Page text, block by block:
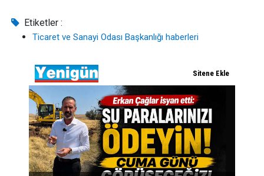
Etiketler :
Ticaret ve Sanayi Odası Başkanlığı haberleri